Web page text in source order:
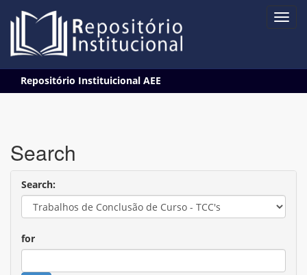
navigation
Repositório Instituicional AEE
Search
Search:
for